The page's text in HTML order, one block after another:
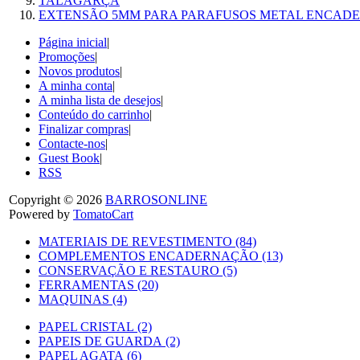
EXTENSÃO 5MM PARA PARAFUSOS METAL
Página inicial|
Promoções|
Novos produtos|
A minha conta|
A minha lista de desejos|
Conteúdo do carrinho|
Finalizar compras|
Contacte-nos|
Guest Book|
RSS
Copyright © 2026 BARROSONLINE
Powered by TomatoCart
MATERIAIS DE REVESTIMENTO (84)
COMPLEMENTOS ENCADERNAÇÃO (13)
CONSERVAÇÃO E RESTAURO (5)
FERRAMENTAS (20)
MAQUINAS (4)
PAPEL CRISTAL (2)
PAPEIS DE GUARDA (2)
PAPEL AGATA (6)